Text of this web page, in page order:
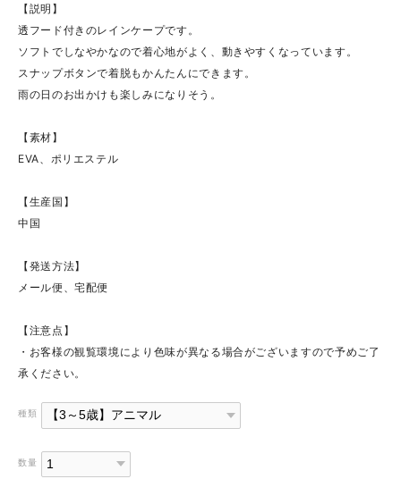
【説明】
透フード付きのレインケープです。
ソフトでしなやかなので着心地がよく、動きやすくなっています。
スナップボタンで着脱もかんたんにできます。
雨の日のお出かけも楽しみになりそう。
【素材】
EVA、ポリエステル
【生産国】
中国
【発送方法】
メール便、宅配便
【注意点】
・お客様の観覧環境により色味が異なる場合がございますので予めご了
承ください。
種類
数量